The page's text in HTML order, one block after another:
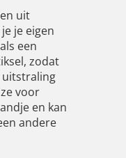
uit
je eigen
een
zodat
uitstraling
voor
en kan
andere